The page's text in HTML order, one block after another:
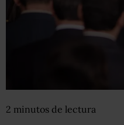
2 minutos de lectura